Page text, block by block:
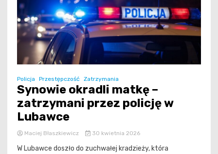
Policja Przestępczość Zatrzymania
Synowie okradli matkę –
zatrzymani przez policję w
Lubawce
Maciej Błaszkiewicz 30 kwietnia 2026
W Lubawce doszło do zuchwałej kradzieży, która